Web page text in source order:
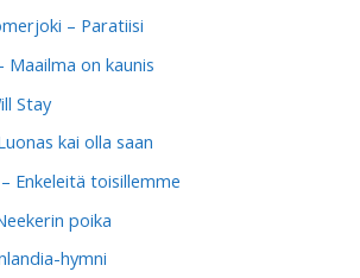
– Paratiisi
Maailma on kaunis
Stay
kai olla saan
Enkeleitä toisillemme
poika
hymni